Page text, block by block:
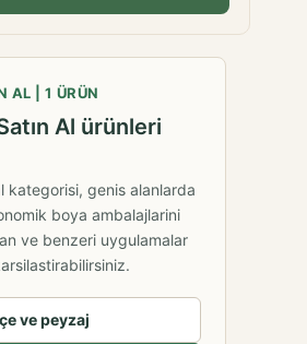
AL | 1 ÜRÜN
Al ürünleri
kategorisi, genis alanlarda
boya ambalajlarini
ve benzeri uygulamalar
ve peyzaj